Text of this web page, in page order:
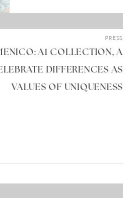
PRESS
A1 COLLECTION, A
DIFFERENCES AS
VALUES OF UNIQUENESS